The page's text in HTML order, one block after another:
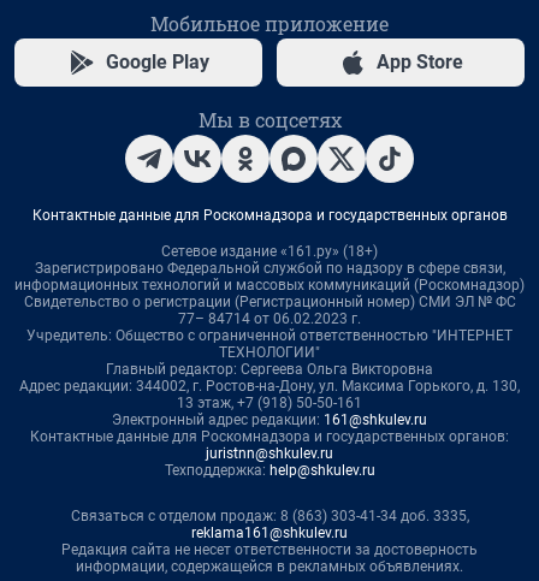
Мобильное приложение
Google Play App Store
Мы в соцсетях
Контактные данные для Роскомнадзора и государственных органов
Сетевое издание «161.ру» (18+)
Зарегистрировано Федеральной службой по надзору в сфере связи,
информационных технологий и массовых коммуникаций (Роскомнадзор)
Свидетельство о регистрации (Регистрационный номер) СМИ ЭЛ № ФС
77– 84714 от 06.02.2023 г.
Учредитель: Общество с ограниченной ответственностью "ИНТЕРНЕТ
ТЕХНОЛОГИИ"
Главный редактор: Сергеева Ольга Викторовна
Адрес редакции: 344002, г. Ростов-на-Дону, ул. Максима Горького, д. 130,
13 этаж, +7 (918) 50-50-161
Электронный адрес редакции: 161@shkulev.ru
Контактные данные для Роскомнадзора и государственных органов:
juristnn@shkulev.ru
Техподдержка: help@shkulev.ru
Связаться с отделом продаж: 8 (863) 303-41-34 доб. 3335,
reklama161@shkulev.ru
Редакция сайта не несет ответственности за достоверность
информации, содержащейся в рекламных объявлениях.